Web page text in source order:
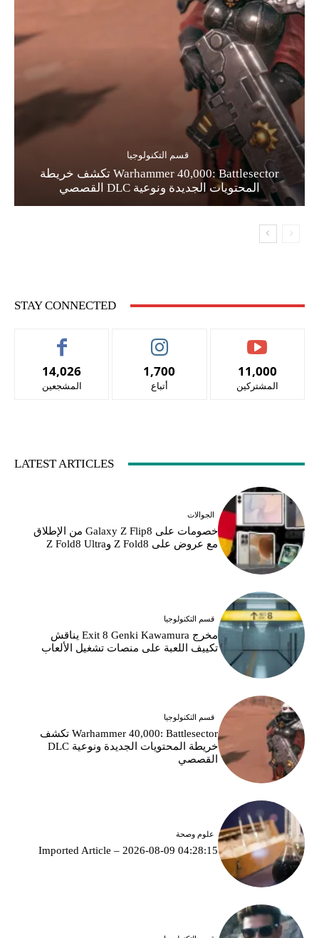
قسم التكنولوجيا
Warhammer 40,000: Battlesector تكشف خريطة
المحتويات الجديدة ونوعية DLC القصصي
STAY CONNECTED
14,026
المشجعين
1,700
أتباع
11,000
المشتركين
LATEST ARTICLES
الجوالات
خصومات على Galaxy Z Flip8 من الإطلاق
مع عروض على Z Fold8 وZ Fold8 Ultra
قسم التكنولوجيا
مخرج Exit 8 Genki Kawamura يناقش
تكييف اللعبة على منصات تشغيل الألعاب
قسم التكنولوجيا
Warhammer 40,000: Battlesector تكشف
خريطة المحتويات الجديدة ونوعية DLC
القصصي
علوم وصحة
Imported Article – 2026-08-09 04:28:15